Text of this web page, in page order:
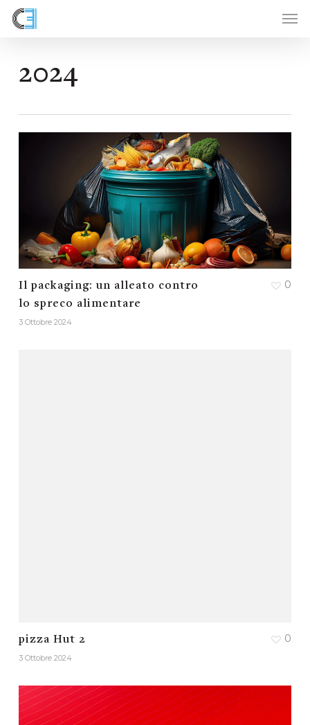
Skip
2024
Il packaging: un alleato contro
lo spreco alimentare
3 Ottobre 2024
0
pizza Hut 2
3 Ottobre 2024
0